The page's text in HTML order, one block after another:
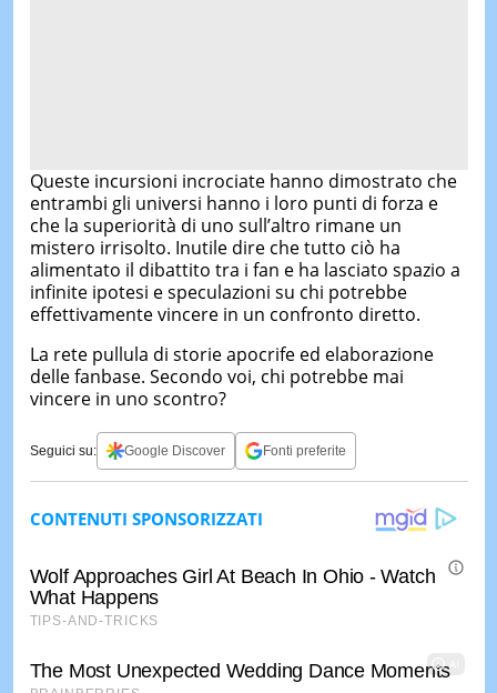
Queste incursioni incrociate hanno dimostrato che
entrambi gli universi hanno i loro punti di forza e
che la superiorità di uno sull’altro rimane un
mistero irrisolto. Inutile dire che tutto ciò ha
alimentato il dibattito tra i fan e ha lasciato spazio a
infinite ipotesi e speculazioni su chi potrebbe
effettivamente vincere in un confronto diretto.
La rete pullula di storie apocrife ed elaborazione
delle fanbase. Secondo voi, chi potrebbe mai
vincere in uno scontro?
Seguici su: Google Discover Fonti preferite